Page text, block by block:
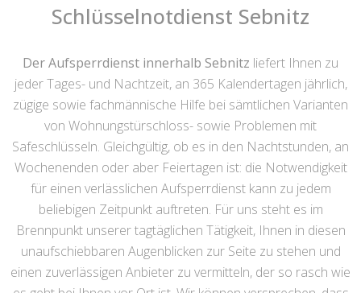
Schlüsselnotdienst Sebnitz
Der Aufsperrdienst innerhalb Sebnitz liefert Ihnen zu
jeder Tages- und Nachtzeit, an 365 Kalendertagen jährlich,
zügige sowie fachmännische Hilfe bei sämtlichen Varianten
von Wohnungstürschloss- sowie Problemen mit
Safeschlüsseln. Gleichgültig, ob es in den Nachtstunden, an
Wochenenden oder aber Feiertagen ist: die Notwendigkeit
für einen verlässlichen Aufsperrdienst kann zu jedem
beliebigen Zeitpunkt auftreten. Für uns steht es im
Brennpunkt unserer tagtäglichen Tätigkeit, Ihnen in diesen
unaufschiebbaren Augenblicken zur Seite zu stehen und
einen zuverlässigen Anbieter zu vermitteln, der so rasch wie